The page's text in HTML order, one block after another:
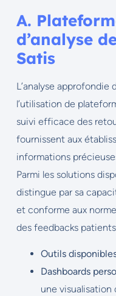
A.
d’analyse
Satis
L’analyse approfondie
l’utilisation de
suivi efficace des
fournissent aux
informations
Parmi les solutions
distingue par sa
et conforme aux
des feedbacks
Outils
Dashboards
une